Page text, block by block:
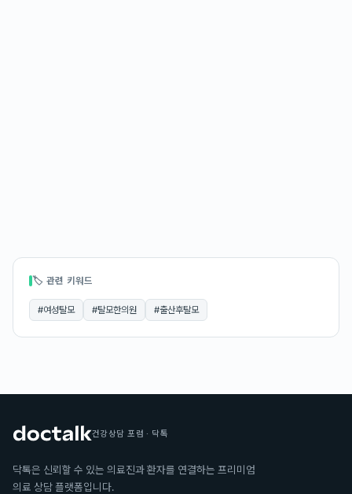
🏷 관련 키워드
#여성탈모 #탈모한의원 #출산후탈모
건강상담 포럼 · 닥톡
닥톡은 신뢰할 수 있는 의료진과 환자를 연결하는 프리미엄
의료 상담 플랫폼입니다.